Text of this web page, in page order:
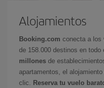
Alojamientos
Booking.com conecta a los
de 158.000 destinos en todo
millones de
apartamentos, el
clic.
Reserva tu vuelo